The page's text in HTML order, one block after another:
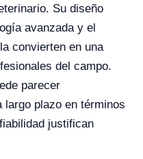
Su diseño
avanzada y el
convierten en una
del campo.
parecer
plazo en términos
justifican